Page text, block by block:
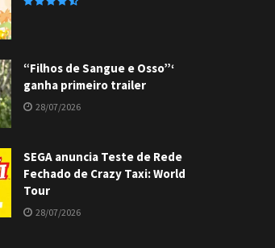
“Filhos de Sangue e Osso”‘
ganha primeiro trailer
28/07/2026
SEGA anuncia Teste de Rede
Fechado de Crazy Taxi: World
Tour
28/07/2026